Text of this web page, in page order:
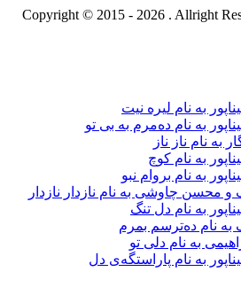
Copyright © 2015 - 2026 . Allright
به نام لیره نیت
به نام دەمرم بە بی تو
به نام ناز ناز
به نام کوچ
به نام بروام نبو
چاوشی به نام نازدار نازدار
به نام دل تنگ
نام دەترسم بمرم
به نام دلی تو
به نام پاراستگەی دل